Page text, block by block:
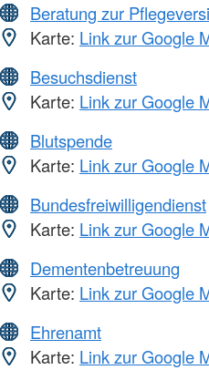
Beratung zur
Karte: Link zur Google
Besuchsdienst
Karte: Link zur Google
Blutspende
Karte: Link zur Google
Bundesfreiwilligendienst
Karte: Link zur Google
Dementenbetreuung
Karte: Link zur Google
Ehrenamt
Karte: Link zur Google